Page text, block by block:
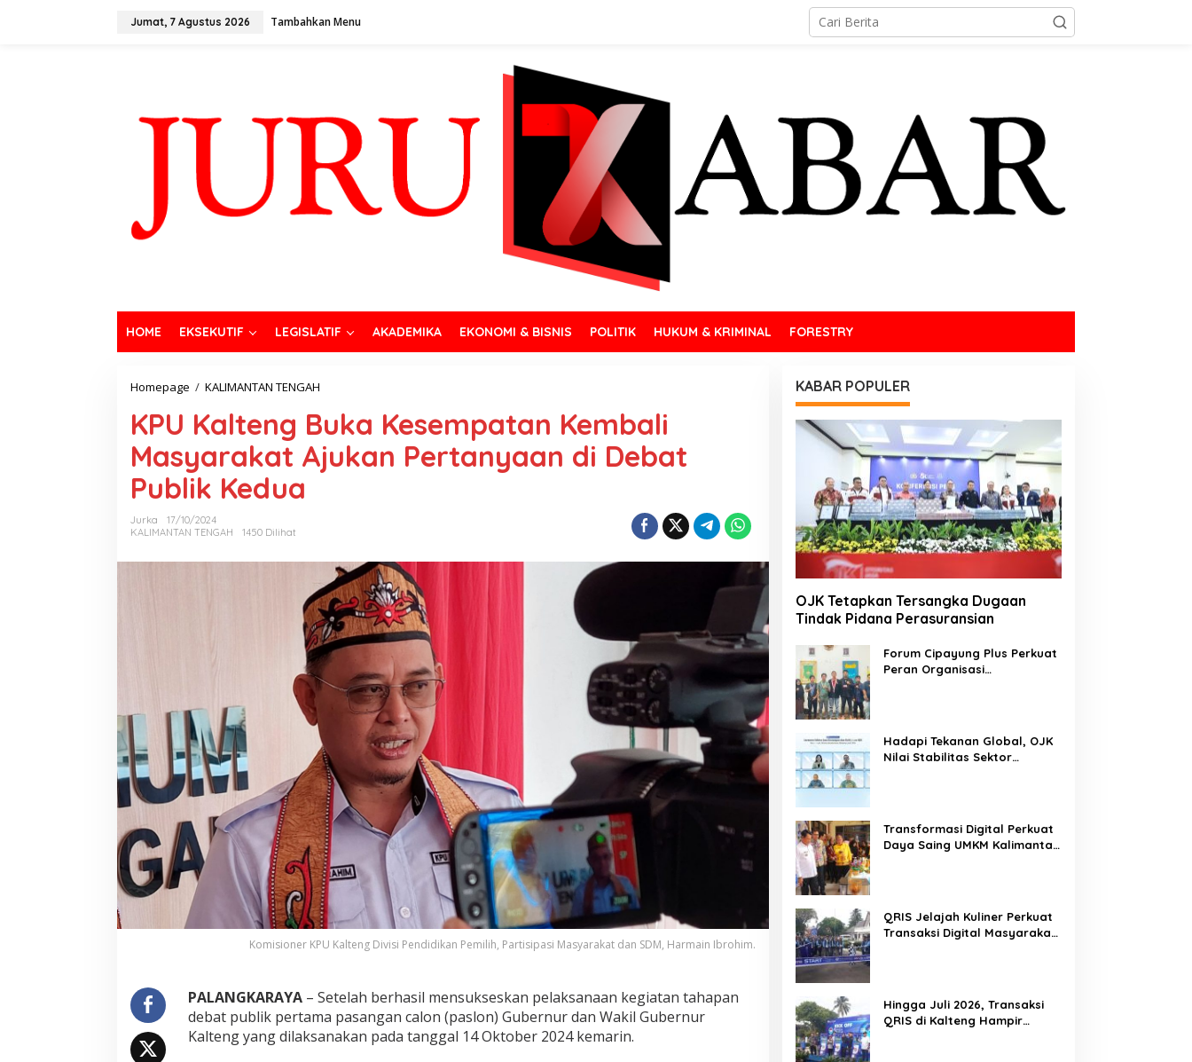
Jumat, 7 Agustus 2026 Tambahkan Menu
HOME EKSEKUTIF LEGISLATIF AKADEMIKA EKONOMI & BISNIS POLITIK HUKUM & KRIMINAL FORESTRY
Homepage / KALIMANTAN TENGAH
KPU Kalteng Buka Kesempatan Kembali
Masyarakat Ajukan Pertanyaan di Debat
Publik Kedua
Jurka
17/10/2024
KALIMANTAN TENGAH
1450 Dilihat
Komisioner KPU Kalteng Divisi Pendidikan Pemilih, Partisipasi Masyarakat dan SDM, Harmain Ibrohim.
PALANGKARAYA– Setelah berhasil mensukseskan pelaksanaan kegiatan tahapan
debat publik pertama pasangan calon (paslon) Gubernur dan Wakil Gubernur
Kalteng yang dilaksanakan pada tanggal 14 Oktober 2024 kemarin.
KABAR POPULER
OJK Tetapkan Tersangka Dugaan
Tindak Pidana Perasuransian
Forum Cipayung Plus Perkuat
Peran Organisasi
Hadapi Tekanan Global, OJK
Nilai Stabilitas Sektor
Transformasi Digital Perkuat
Daya Saing UMKM Kalimantan
QRIS Jelajah Kuliner Perkuat
Transaksi Digital Masyarakat
Hingga Juli 2026, Transaksi
QRIS di Kalteng Hampir